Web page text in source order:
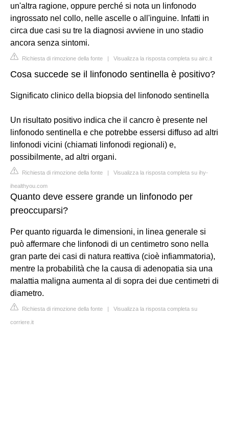
un'altra ragione, oppure perché si nota un linfonodo
ingrossato nel collo, nelle ascelle o all'inguine. Infatti in
circa due casi su tre la diagnosi avviene in uno stadio
ancora senza sintomi.
Richiesta di rimozione della fonte | Visualizza la risposta completa su airc.it
Cosa succede se il linfonodo sentinella è positivo?
Significato clinico della biopsia del linfonodo sentinella
Un risultato positivo indica che il cancro è presente nel
linfonodo sentinella e che potrebbe essersi diffuso ad altri
linfonodi vicini (chiamati linfonodi regionali) e,
possibilmente, ad altri organi.
Richiesta di rimozione della fonte | Visualizza la risposta completa su ihy-
ihealthyou.com
Quanto deve essere grande un linfonodo per
preoccuparsi?
Per quanto riguarda le dimensioni, in linea generale si
può affermare che linfonodi di un centimetro sono nella
gran parte dei casi di natura reattiva (cioè infiammatoria),
mentre la probabilità che la causa di adenopatia sia una
malattia maligna aumenta al di sopra dei due centimetri di
diametro.
Richiesta di rimozione della fonte | Visualizza la risposta completa su
corriere.it